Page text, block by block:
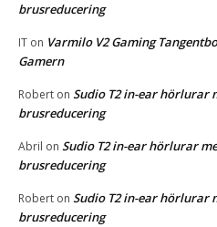
brusreducering
IT on Varmilo V2 Gaming
Gamern
Robert on Sudio T2 in-ear hörlurar
brusreducering
Abril on Sudio T2 in-ear hörlurar
brusreducering
Robert on Sudio T2 in-ear hörlurar
brusreducering